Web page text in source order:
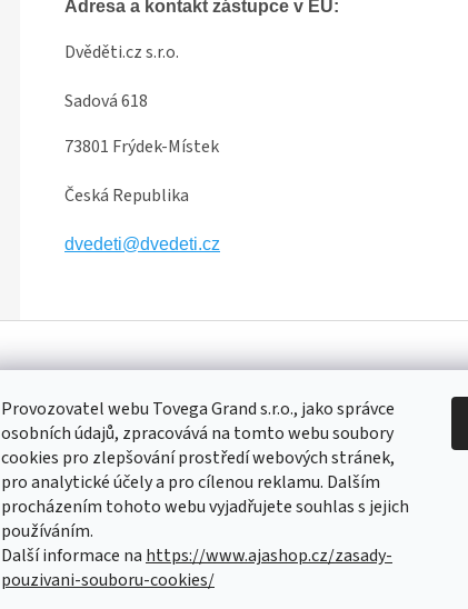
Provozovatel webu Tovega Grand s.r.o., jako správce
osobních údajů, zpracovává na tomto webu soubory
cookies pro zlepšování prostředí webových stránek,
pro analytické účely a pro cílenou reklamu. Dalším
procházením tohoto webu vyjadřujete souhlas s jejich
používáním.
Další informace na https://www.ajashop.cz/zasady-
pouzivani-souboru-cookies/
Adresa a kontakt zástupce v EU:
Dvěděti.cz s.r.o.
Sadová 618
73801 Frýdek-Místek
Česká Republika
dvedeti@dvedeti.cz
Kontakt
obchod@ajashop.cz
603487406
Ájashop
Facebook